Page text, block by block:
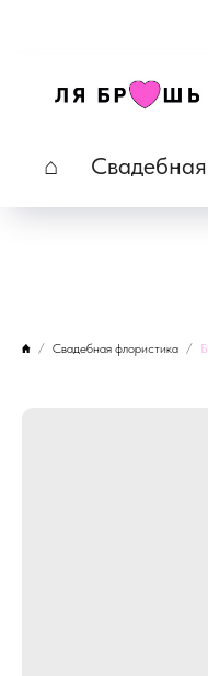
⌂
Свадебная флористика